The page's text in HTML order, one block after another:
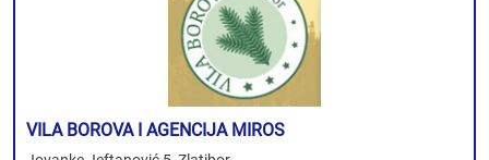
VILA BOROVA I AGENCIJA MIROS